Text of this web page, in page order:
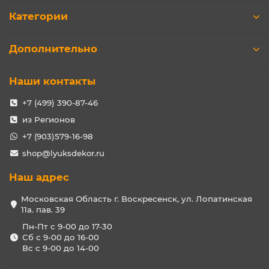
Категории
Дополнительно
Наши контакты
+7 (499) 390-87-46
из Регионов
+7 (903)579-16-98
shop@lyuksdekor.ru
Наш адрес
Московская Область г. Воскресенск, ул. Лопатинская
11а. пав. 39
Пн-Пт с 9-00 до 17-30
Сб с 9-00 до 16-00
Вс с 9-00 до 14-00